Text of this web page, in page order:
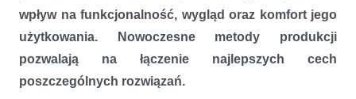
wpływ na funkcjonalność, wygląd oraz komfort jego
użytkowania. Nowoczesne metody produkcji
pozwalają na łączenie najlepszych cech
poszczególnych rozwiązań.